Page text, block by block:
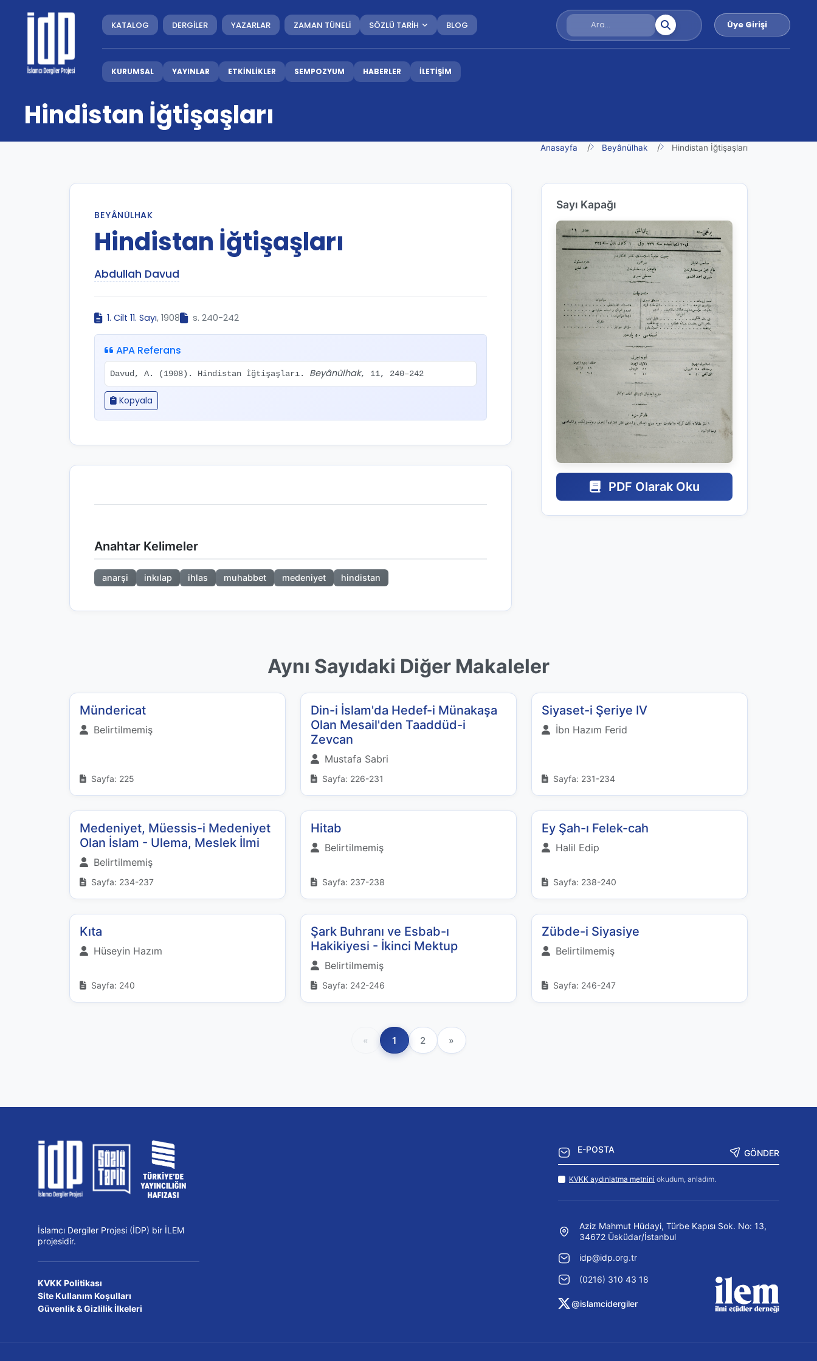
KATALOG DERGİLER YAZARLAR ZAMAN TÜNELİ SÖZLÜ TARİH BLOG Üye Girişi
KURUMSAL YAYINLAR ETKİNLİKLER SEMPOZYUM HABERLER İLETİŞİM
Hindistan İğtişaşları
Anasayfa Beyânülhak Hindistan İğtişaşları
BEYÂNÜLHAK
Hindistan İğtişaşları
Abdullah Davud
1. Cilt 11. Sayı, 1908 s. 240-242
APA Referans
Davud, A. (1908). Hindistan İğtişaşları. Beyânülhak, 11, 240–242
Kopyala
Anahtar Kelimeler
anarşi inkılap ihlas muhabbet medeniyet hindistan
Sayı Kapağı
PDF Olarak Oku
Aynı Sayıdaki Diğer Makaleler
Mündericat
Belirtilmemiş
Sayfa: 225
Din-i İslam'da Hedef-i Münakaşa
Olan Mesail'den Taaddüd-i
Zevcan
Mustafa Sabri
Sayfa: 226-231
Siyaset-i Şeriye IV
İbn Hazım Ferid
Sayfa: 231-234
Medeniyet, Müessis-i Medeniyet
Olan İslam - Ulema, Meslek İlmi
Belirtilmemiş
Sayfa: 234-237
Hitab
Belirtilmemiş
Sayfa: 237-238
Ey Şah-ı Felek-cah
Halil Edip
Sayfa: 238-240
Kıta
Hüseyin Hazım
Sayfa: 240
Şark Buhranı ve Esbab-ı
Hakikiyesi - İkinci Mektup
Belirtilmemiş
Sayfa: 242-246
Zübde-i Siyasiye
Belirtilmemiş
Sayfa: 246-247
« 1 2 »
İslamcı Dergiler Projesi (İDP) bir İLEM
projesidir.
KVKK Politikası
Site Kullanım Koşulları
Güvenlik & Gizlilik İlkeleri
GÖNDER
KVKK aydınlatma metnini okudum, anladım.
Aziz Mahmut Hüdayi, Türbe Kapısı Sok. No: 13,
34672 Üsküdar/İstanbul
idp@idp.org.tr
(0216) 310 43 18
@islamcidergiler